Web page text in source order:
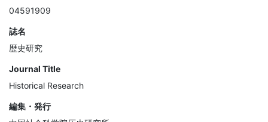
04591909
誌名
歴史研究
Journal Title
Historical Research
編集・発行